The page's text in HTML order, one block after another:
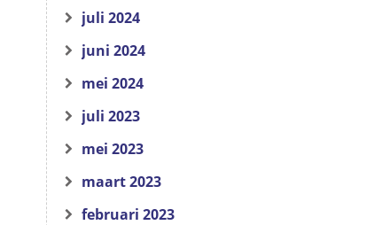
juli 2024
juni 2024
mei 2024
juli 2023
mei 2023
maart 2023
februari 2023